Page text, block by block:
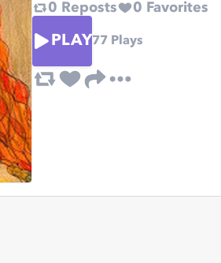
0 Reposts 0 Favorites
PLAY77 Plays